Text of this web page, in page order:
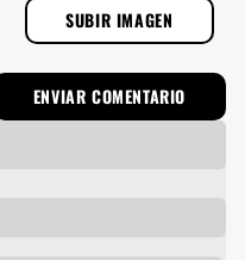
SUBIR IMAGEN